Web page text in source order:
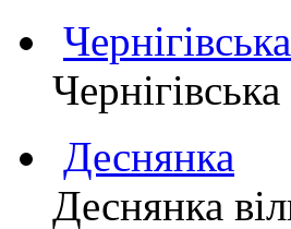
Деснянка
Деснянка